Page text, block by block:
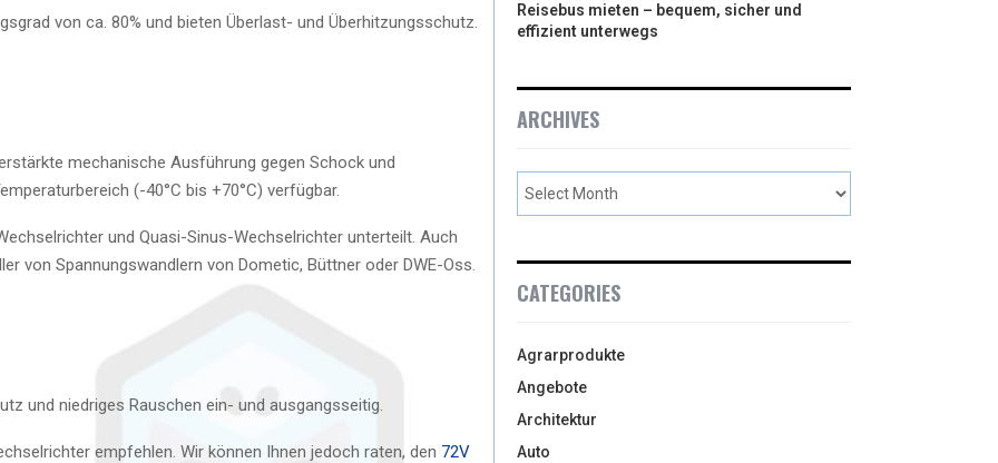
von ca. 80% und bieten Überlast- und Überhitzungsschutz.
mechanische Ausführung gegen Schock und
(-40°C bis +70°C) verfügbar.
und Quasi-Sinus-Wechselrichter unterteilt. Auch
von Spannungswandlern von Dometic, Büttner oder DWE-Oss.
und niedriges Rauschen ein- und ausgangsseitig.
empfehlen. Wir können Ihnen jedoch raten, den 72V
Reisebus mieten – bequem, sicher und
effizient unterwegs
ARCHIVES
CATEGORIES
Agrarprodukte
Angebote
Architektur
Auto